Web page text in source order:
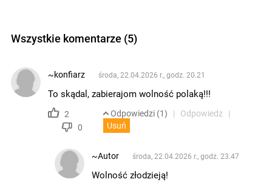
Wszystkie komentarze (5)
~konfiarz środa, 22.04.2026 r., godz. 20.21
To skądal, zabierajom wolność polaką!!!
2
0
Odpowiedzi (1)
Odpowiedz
Usuń
~Autor środa, 22.04.2026 r., godz. 23.47
Wolność złodzieją!